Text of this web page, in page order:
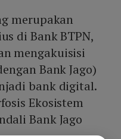
merupakan
di Bank BTPN,
mengakuisisi
Bank Jago)
bank digital.
Ekosistem
Bank Jago